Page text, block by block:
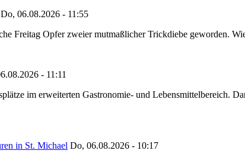
Do, 06.08.2026 - 11:55
Freitag Opfer zweier mutmaßlicher Trickdiebe geworden.
- 11:11
im erweiterten Gastronomie- und Lebensmittelbereich.
in St. Michael Do, 06.08.2026 - 10:17